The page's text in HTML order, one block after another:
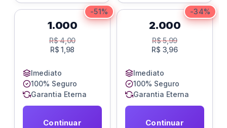
-51%
1.000
R$4,00
R$ 1,98
Imediato
100% Seguro
Garantia Eterna
Continuar
-34%
2.000
R$5,99
R$ 3,96
Imediato
100% Seguro
Garantia Eterna
Continuar